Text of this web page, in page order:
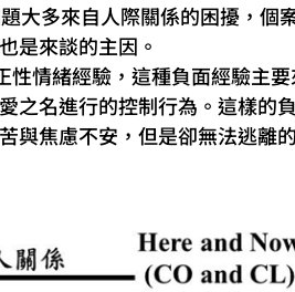
大多來自人際關係的困擾，個
是來談的主因。
情緒經驗，這種負面經驗主
之名進行的控制行為。這樣的
與焦慮不安，但是卻無法逃離